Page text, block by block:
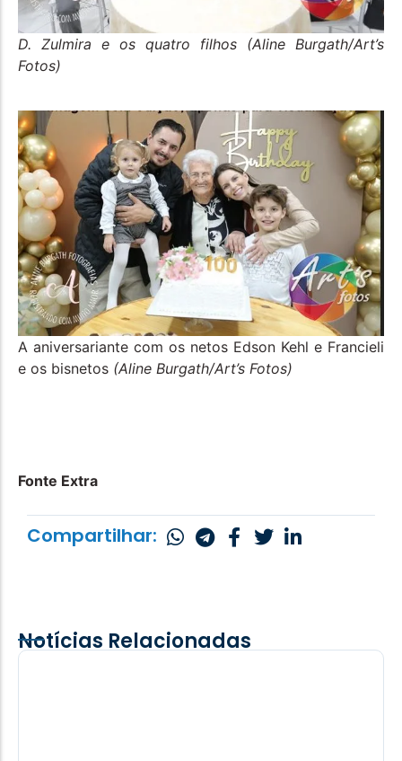
D. Zulmira e os quatro filhos (Aline Burgath/Art’s
Fotos)
A aniversariante com os netos Edson Kehl e Francieli
e os bisnetos (Aline Burgath/Art’s Fotos)
Fonte Extra
Compartilhar:
Notícias Relacionadas